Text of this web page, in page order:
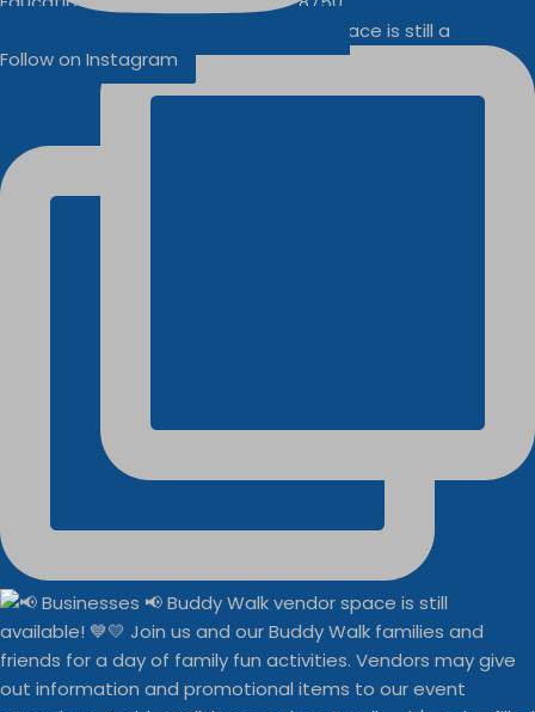
Buddy Walk vendor space is still a
Follow on Instagram